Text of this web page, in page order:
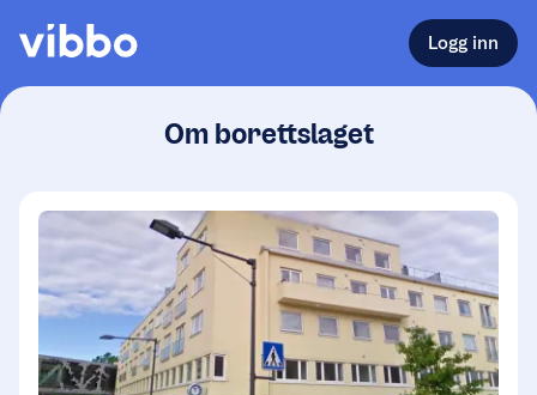
Logg inn
Om borettslaget